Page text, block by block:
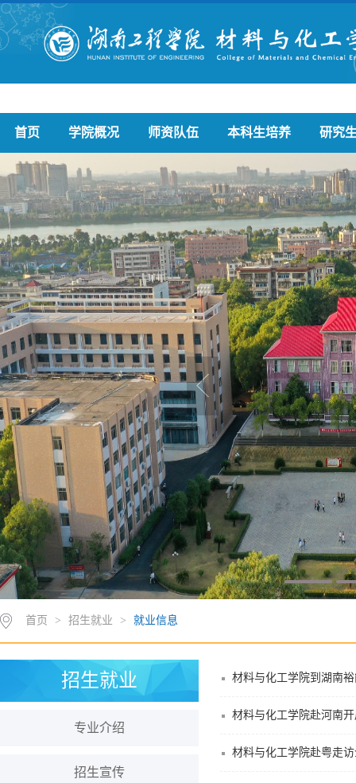
首页 学院概况 师资队伍 本科生培养 研究
首页 > 招生就业 > 就业信息
招生就业
专业介绍
招生宣传
材料与化工学院到湖南
材料与化工学院赴河南
材料与化工学院赴粤走